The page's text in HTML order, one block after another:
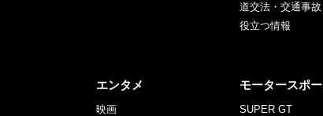
道交法・交通事故
役立つ情報
エンタメ
映画
モータースポ
SUPER GT